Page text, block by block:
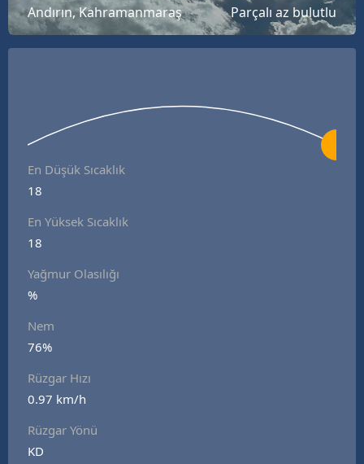
Andırın, Kahramanmaraş Parçalı az bulutlu
En Düşük Sıcaklık
18
En Yüksek Sıcaklık
18
Yağmur Olasılığı
%
Nem
76%
Rüzgar Hızı
0.97 km/h
Rüzgar Yönü
KD